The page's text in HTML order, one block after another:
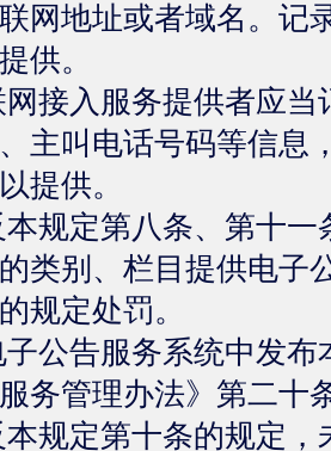
网地址或者域名。记
供。
接入服务提供者应
主叫电话号码等信息
提供。
规定第八条、第十
类别、栏目提供电子
规定处罚。
公告服务系统中发
服务管理办法》第二十
规定第十条的规定